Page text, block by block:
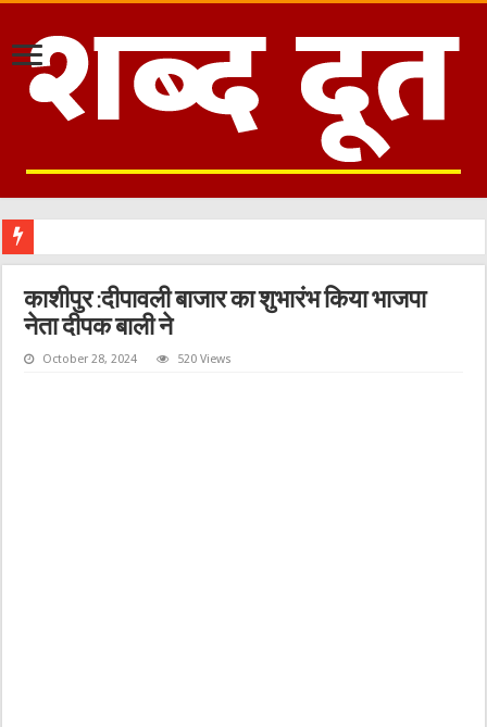
काशीपुर :दीपावली बाजार का शुभारंभ किया भाजपा
नेता दीपक बाली ने
October 28, 2024 520 Views